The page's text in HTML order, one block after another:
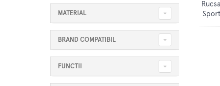
MATERIAL
BRAND COMPATIBIL
FUNCTII